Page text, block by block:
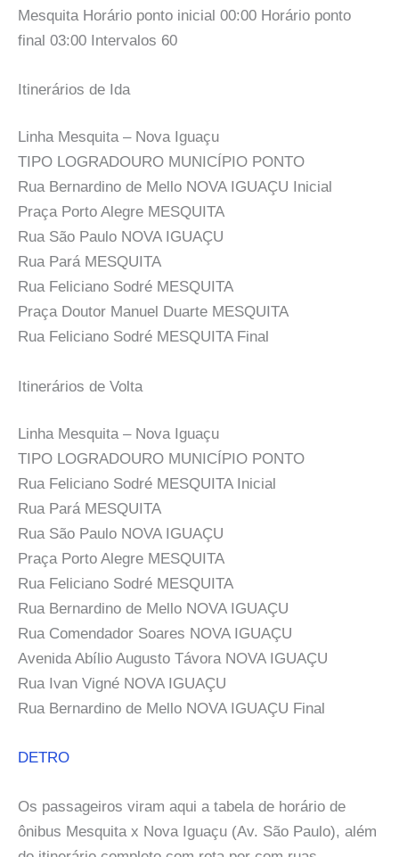
Mesquita Horário ponto inicial 00:00 Horário ponto
final 03:00 Intervalos 60
Itinerários de Ida
Linha Mesquita – Nova Iguaçu
TIPO LOGRADOURO MUNICÍPIO PONTO
Rua Bernardino de Mello NOVA IGUAÇU Inicial
Praça Porto Alegre MESQUITA
Rua São Paulo NOVA IGUAÇU
Rua Pará MESQUITA
Rua Feliciano Sodré MESQUITA
Praça Doutor Manuel Duarte MESQUITA
Rua Feliciano Sodré MESQUITA Final
Itinerários de Volta
Linha Mesquita – Nova Iguaçu
TIPO LOGRADOURO MUNICÍPIO PONTO
Rua Feliciano Sodré MESQUITA Inicial
Rua Pará MESQUITA
Rua São Paulo NOVA IGUAÇU
Praça Porto Alegre MESQUITA
Rua Feliciano Sodré MESQUITA
Rua Bernardino de Mello NOVA IGUAÇU
Rua Comendador Soares NOVA IGUAÇU
Avenida Abílio Augusto Távora NOVA IGUAÇU
Rua Ivan Vigné NOVA IGUAÇU
Rua Bernardino de Mello NOVA IGUAÇU Final
DETRO
Os passageiros viram aqui a tabela de horário de
ônibus Mesquita x Nova Iguaçu (Av. São Paulo), além